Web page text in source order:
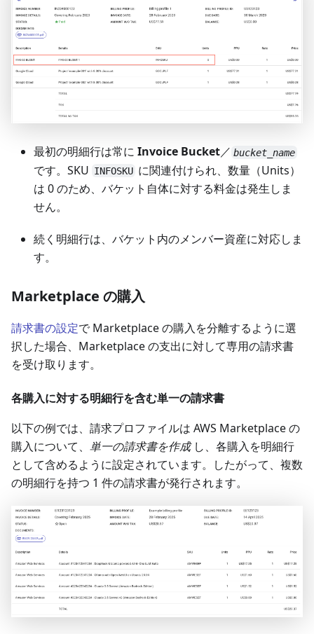
最初の明細行は常に Invoice Bucket／ bucket_name
です。SKU INFOSKU に関連付けられ、数量（Units）
は 0 のため、バケット自体に対する料金は発生しま
せん。
続く明細行は、バケット内のメンバー資産に対応しま
す。
Marketplace の購入
請求書の設定で Marketplace の購入を分離するように選
択した場合、Marketplace の支出に対して専用の請求書
を受け取ります。
各購入に対する明細行を含む単一の請求書
以下の例では、請求プロファイルは AWS Marketplace の
購入について、 単一の請求書を作成し、各購入を明細行
として含めるように設定されています。したがって、複数
の明細行を持つ 1 件の請求書が発行されます。